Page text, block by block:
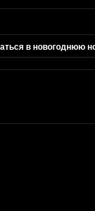
в новогоднюю